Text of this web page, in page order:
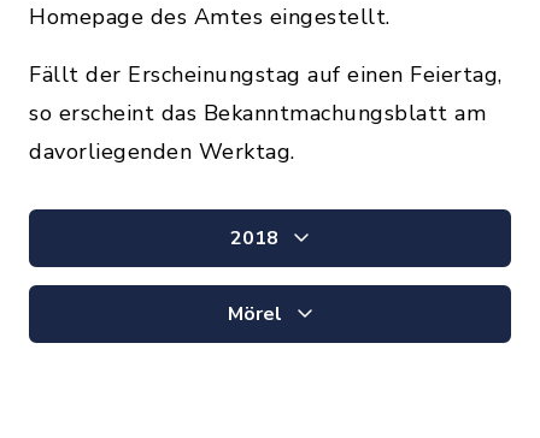
Homepage des Amtes eingestellt.
Fällt der Erscheinungstag auf einen Feiertag,
so erscheint das Bekanntmachungsblatt am
davorliegenden Werktag.
2018
Mörel